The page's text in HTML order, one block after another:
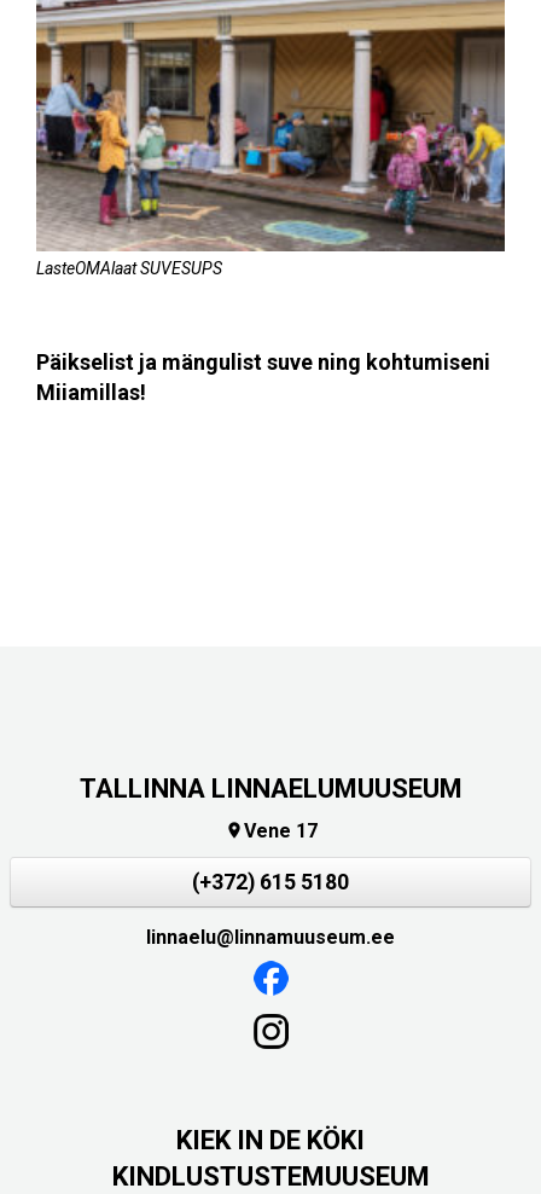
LasteOMAlaat SUVESUPS
Päikselist ja mängulist suve ning kohtumiseni
Miiamillas!
TALLINNA LINNAELUMUUSEUM
Vene 17
(+372) 615 5180
linnaelu@linnamuuseum.ee
KIEK IN DE KÖKI
KINDLUSTUSTEMUUSEUM